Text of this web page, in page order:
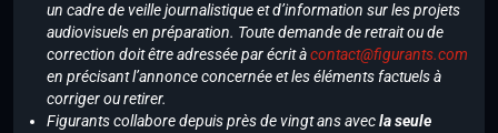
un cadre de veille journalistique et d’information sur les projets
audiovisuels en préparation. Toute demande de retrait ou de
correction doit être adressée par écrit àcontact@figurants.com
en précisant l’annonce concernée et les éléments factuels à
corriger ou retirer.
Figurants collabore depuis près de vingt ans avecla seule